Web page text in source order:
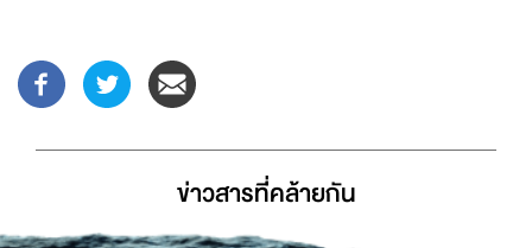
ข่าวสารที่่คล้ายกัน